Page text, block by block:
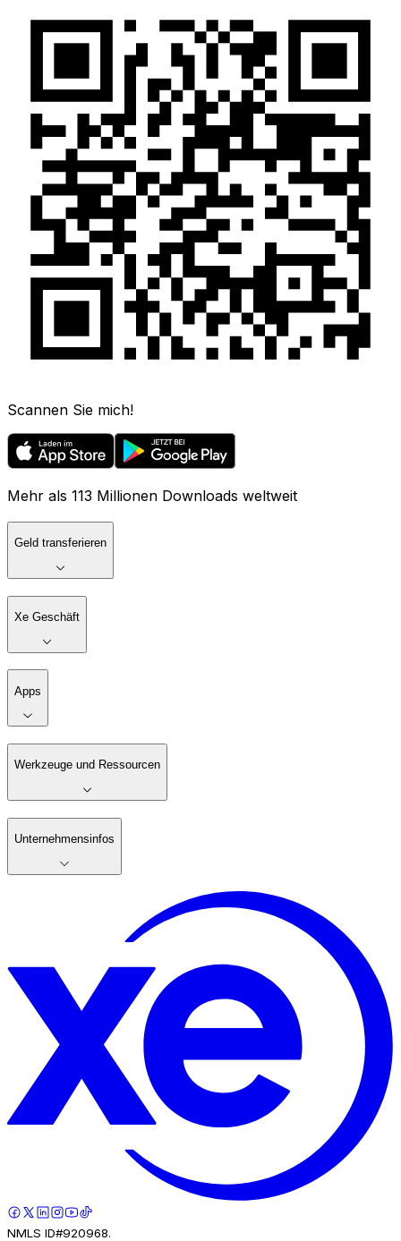
Scannen Sie mich!
Mehr als 113 Millionen Downloads weltweit
Geld transferieren
Xe Geschäft
Apps
Werkzeuge und Ressourcen
Unternehmensinfos
NMLS ID#920968.